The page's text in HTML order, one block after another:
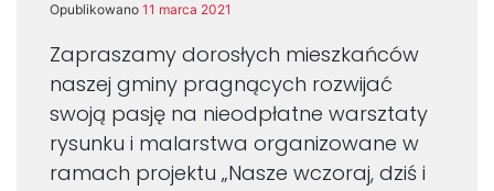
Opublikowano 11 marca 2021
Zapraszamy dorosłych mieszkańców
naszej gminy pragnących rozwijać
swoją pasję na nieodpłatne warsztaty
rysunku i malarstwa organizowane w
ramach projektu „Nasze wczoraj, dziś i